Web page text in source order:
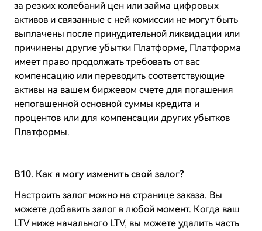
за резких колебаний цен или займа цифровых
активов и связанные с ней комиссии не могут быть
выплачены после принудительной ликвидации или
причинены другие убытки Платформе, Платформа
имеет право продолжать требовать от вас
компенсацию или переводить соответствующие
активы на вашем биржевом счете для погашения
непогашенной основной суммы кредита и
процентов или для компенсации других убытков
Платформы.
B10. Как я могу изменить свой залог?
Настроить залог можно на странице заказа. Вы
можете добавить залог в любой момент. Когда ваш
LTV ниже начального LTV, вы можете удалить часть